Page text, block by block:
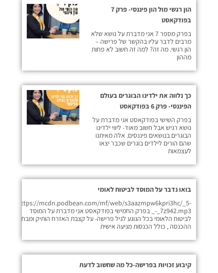
הון רגשי מול הון פיננסי- פרק 7
בפודקאסט
בפרק מספר 7 אני מדברת על נושא שלא
מרבים לדבר עליו בהקשר של פרישה –
הון רגשי. מה זה? למה זה חשוב לא פחות
מההון
כך נלווה את ילדינו הבוגרים בעולם
הפיננסי- פרק 6 בפודקאסט
בפרק השישי בפודקאסט אני מדברת על
נושא רגיש אבל חשוב מאוד- ליווי ילדינו
הבוגרים בנושאים פיננסים. אלה מאיתנו
שהם הורים לילדים בוגרים שכבר יצאו
לעצמאות
בואו נדבר על המוסד לביטוח לאומי
https://mcdn.podbean.com/mf/web/s3aazmpw6kpri3hc/_5-
_-_7z942.mp3 בפרק החמישי בפודקאסט אני מדברת על המוסד
לביטוח הלאומי בכל הנוגע לגיל פרישה- על קצבת האזרח הותיק ומבחני
ההכנסה , כולל הכנסות מגיעה אישית
קיבוע זכויות בפרישה-כל מה שחשוב לדעת